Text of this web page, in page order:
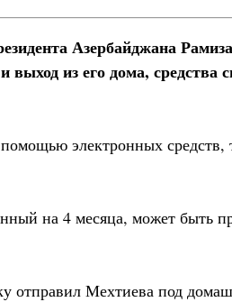
Азербайджана
из его дома, средства
электронных средств,
на 4 месяца, может быть
отправил Мехтиева под